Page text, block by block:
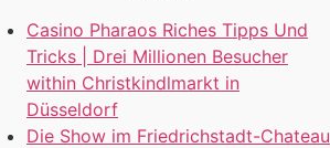
Casino Pharaos Riches Tipps Und
Tricks | Drei Millionen Besucher
within Christkindlmarkt in
Düsseldorf
Die Show im Friedrichstadt-Chateau